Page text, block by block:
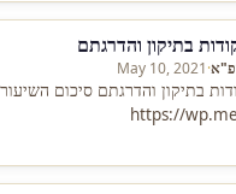
·
May 10, 2021
בתיקון והדרגתם סיכום השיעור
https://